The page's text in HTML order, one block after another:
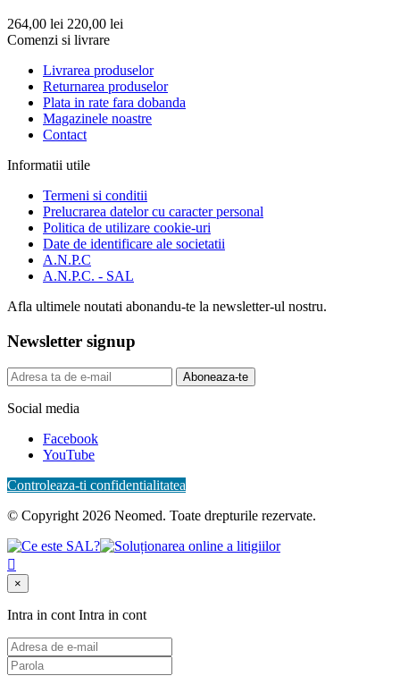
264,00 lei 220,00 lei
Comenzi si livrare
Livrarea produselor
Returnarea produselor
Plata in rate fara dobanda
Magazinele noastre
Contact
Informatii utile
Termeni si conditii
Prelucrarea datelor cu caracter personal
Politica de utilizare cookie-uri
Date de identificare ale societatii
A.N.P.C
A.N.P.C. - SAL
Afla ultimele noutati abonandu-te la newsletter-ul nostru.
Newsletter signup
Aboneaza-te
Social media
Facebook
YouTube
Controleaza-ti confidentialitatea
© Copyright 2026 Neomed. Toate drepturile rezervate.

×
Intra in contIntra in cont